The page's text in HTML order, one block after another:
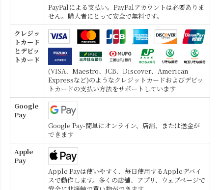
PayPalによる支払い。PayPalアカウントは必要ありま
せん。購入者にとって安全で無料です。
クレジッ
トカード
とデビッ
トカード
(VISA、Maestro、JCB、Discover、American
Expressなど)のようなクレジットカードおよびデビッ
トカードの支払い方法をサポートしています
Google
Pay
Google Pay-簡単にオンライン、店舗、または送金が
できます
Apple
Pay
Apple Payは使いやすく、毎日使用するAppleデバイ
スで動作します。多くの店舗、アプリ、ウェブページで